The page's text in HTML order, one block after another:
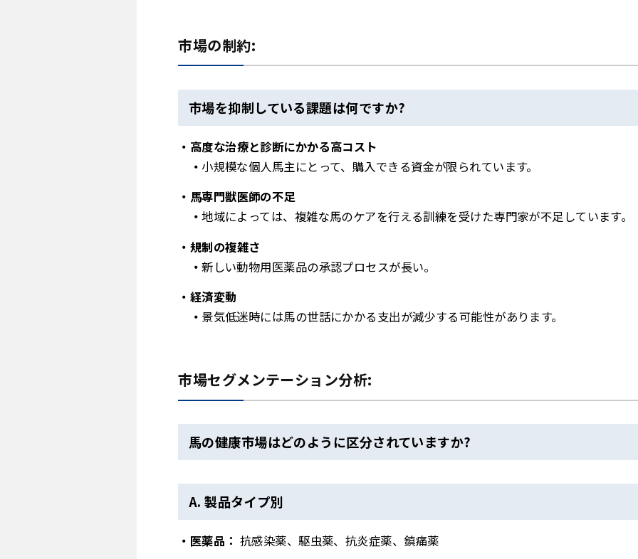
市場の制約:
市場を抑制している課題は何ですか?
高度な治療と診断にかかる高コスト
小規模な個人馬主にとって、購入できる資金が限られています。
馬専門獣医師の不足
地域によっては、複雑な馬のケアを行える訓練を受けた専門家が不足しています。
規制の複雑さ
新しい動物用医薬品の承認プロセスが長い。
経済変動
景気低迷時には馬の世話にかかる支出が減少する可能性があります。
市場セグメンテーション分析:
馬の健康市場はどのように区分されていますか?
A. 製品タイプ別
医薬品： 抗感染薬、駆虫薬、抗炎症薬、鎮痛薬